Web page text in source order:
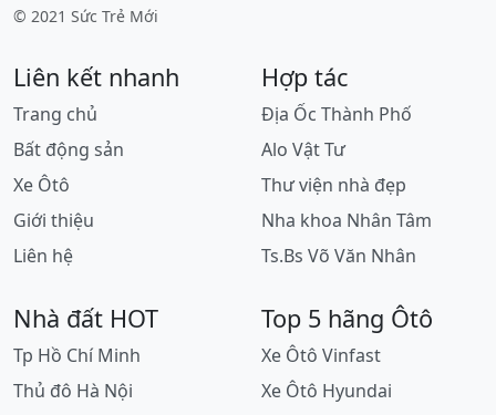
© 2021 Sức Trẻ Mới
Liên kết nhanh
Trang chủ
Bất động sản
Xe Ôtô
Giới thiệu
Liên hệ
Hợp tác
Địa Ốc Thành Phố
Alo Vật Tư
Thư viện nhà đẹp
Nha khoa Nhân Tâm
Ts.Bs Võ Văn Nhân
Nhà đất HOT
Tp Hồ Chí Minh
Thủ đô Hà Nội
Top 5 hãng Ôtô
Xe Ôtô Vinfast
Xe Ôtô Hyundai